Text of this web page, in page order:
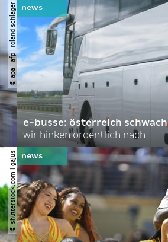
© apa | afp | roland schlager
e-busse: österreich schwach
wir hinken ordentlich nach
© shutterstock.com | gajus